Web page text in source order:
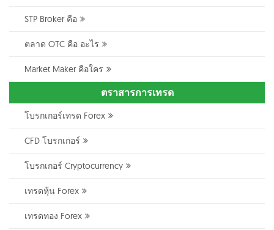
STP Broker คือ
ตลาด OTC คือ อะไร
Market Maker คือใคร
ตราสารการเทรด
โบรกเกอร์เทรด Forex
CFD โบรกเกอร์
โบรกเกอร์ Cryptocurrency
เทรดหุ้น Forex
เทรดทอง Forex